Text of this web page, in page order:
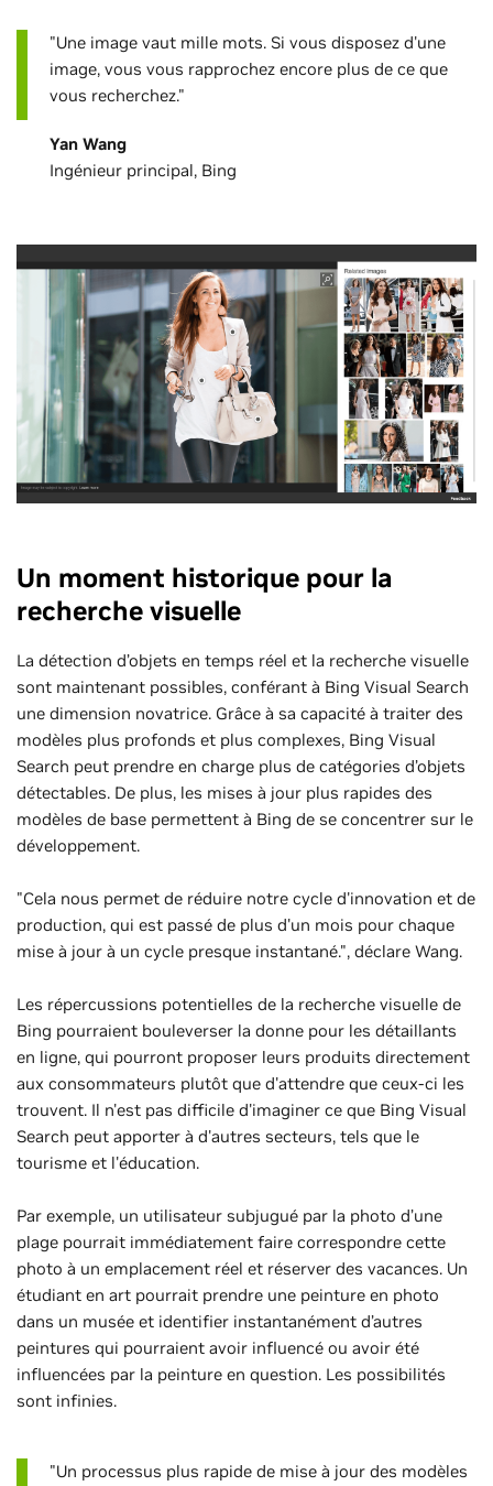
"Une image vaut mille mots. Si vous disposez d'une
image, vous vous rapprochez encore plus de ce que
vous recherchez."
Yan Wang
Ingénieur principal, Bing
Un moment historique pour la
recherche visuelle
La détection d’objets en temps réel et la recherche visuelle
sont maintenant possibles, conférant à Bing Visual Search
une dimension novatrice. Grâce à sa capacité à traiter des
modèles plus profonds et plus complexes, Bing Visual
Search peut prendre en charge plus de catégories d’objets
détectables. De plus, les mises à jour plus rapides des
modèles de base permettent à Bing de se concentrer sur le
développement.
"Cela nous permet de réduire notre cycle d'innovation et de
production, qui est passé de plus d'un mois pour chaque
mise à jour à un cycle presque instantané.", déclare Wang.
Les répercussions potentielles de la recherche visuelle de
Bing pourraient bouleverser la donne pour les détaillants
en ligne, qui pourront proposer leurs produits directement
aux consommateurs plutôt que d'attendre que ceux-ci les
trouvent. Il n'est pas difficile d'imaginer ce que Bing Visual
Search peut apporter à d'autres secteurs, tels que le
tourisme et l'éducation.
Par exemple, un utilisateur subjugué par la photo d’une
plage pourrait immédiatement faire correspondre cette
photo à un emplacement réel et réserver des vacances. Un
étudiant en art pourrait prendre une peinture en photo
dans un musée et identifier instantanément d’autres
peintures qui pourraient avoir influencé ou avoir été
influencées par la peinture en question. Les possibilités
sont infinies.
"Un processus plus rapide de mise à jour des modèles